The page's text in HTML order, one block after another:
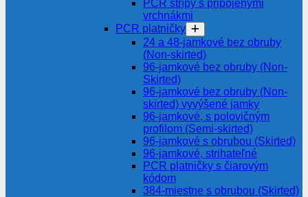
PCR strípy s pripojenými
vrchnákmi
PCR platničky
24 a 48-jamkové bez obruby
(Non-skirted)
96-jamkové bez obruby (Non-
Skirted)
96-jamkové bez obruby (Non-
skirted) vyvýšené jamky
96-jamkové, s polovičným
profilom (Semi-skirted)
96-jamkové s obrubou (Skirted)
96-jamkové, strihateľné
PCR platničky s čiarovým
kódom
384-miestne s obrubou (Skirted)